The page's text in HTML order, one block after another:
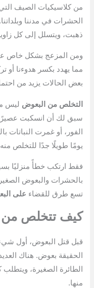
من كلاسيكيات الصيف التي
الحشرات في مدننا
ذهبت، ويتسلل إلى كل
ومن المزعج بشكل خاص
مما يهدد بكسر هدوءنا أو
بعض الحالات يزيد من
التخلص من البعوض ليس
سبق لك أن انسكبت
الفور، أو غمرت النباتات
يومًا طويلًا جدًا للتخلص
فقط ارتكب خطأً منزليًا
بالحشرات والبعوض
تسع طرق للقضاء على
كيف تتخلص من
قبل قتل البعوض، أول
الحقيقة بعوض. هناك
الطائرة الصغيرة، ويتطلب
منها.